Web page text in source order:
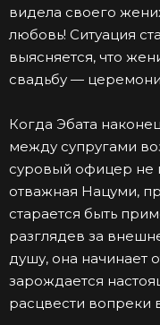
видела своего
любовь! Ситуация
выясняется, что
свадьбу —
Когда Эбата
между супругами
суровый офицер не
отважная Нацуми,
старается быть
разглядев за
душу, она начинает
зарождается
расцвести вопреки